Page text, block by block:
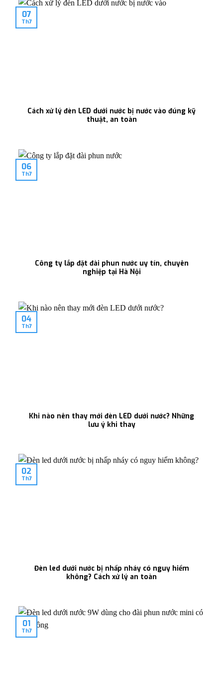
Cách xử lý đèn LED dưới nước bị nước vào đúng kỹ
thuật, an toàn
07
Th7
Công ty lắp đặt đài phun nước uy tín, chuyên
nghiệp tại Hà Nội
06
Th7
Khi nào nên thay mới đèn LED dưới nước? Những
lưu ý khi thay
04
Th7
Đèn led dưới nước bị nhấp nháy có nguy hiểm
không? Cách xử lý an toàn
02
Th7
01
Th7